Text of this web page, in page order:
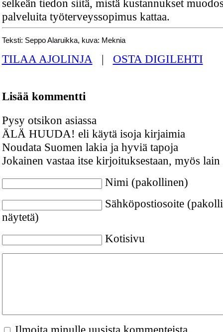
selkeän tiedon siitä, mistä kustannukset
palveluita työterveyssopimus kattaa.
Teksti: Seppo Alaruikka, kuva: Meknia
TILAA AJOLINJA | OSTA DIGILEHTI
Lisää kommentti
Pysy otsikon asiassa
ÄLÄ HUUDA! eli käytä isoja kirjaimia
Noudata Suomen lakia ja hyviä tapoja
Jokainen vastaa itse kirjoituksestaan, myös lain
Nimi (pakollinen)
Sähköpostiosoite
näytetä)
Kotisivu